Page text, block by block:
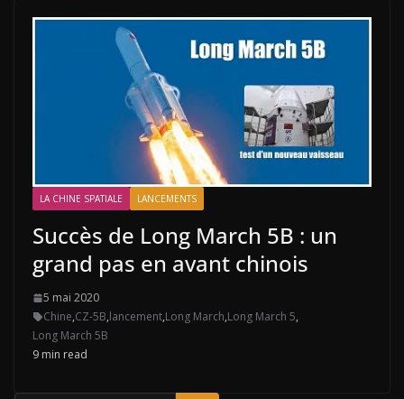
LA CHINE SPATIALE LANCEMENTS
Succès de Long March 5B : un
grand pas en avant chinois
5 mai 2020
Chine,CZ-5B,lancement,Long March,Long March 5,
Long March 5B
9 min read